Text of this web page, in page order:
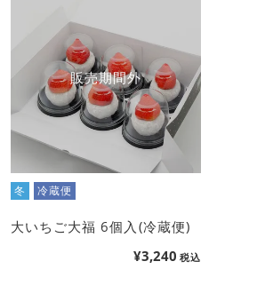
販売期間外
冬 冷蔵便
大いちご大福 6個入(冷蔵便)
¥3,240 税込